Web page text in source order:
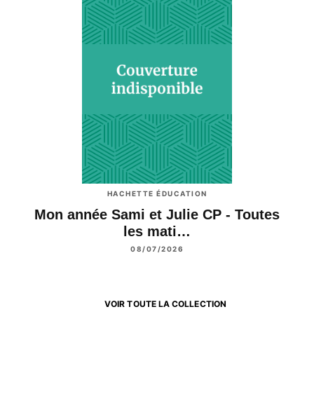
HACHETTE ÉDUCATION
Mon année Sami et Julie CP - Toutes
les mati…
08/07/2026
VOIR TOUTE LA COLLECTION